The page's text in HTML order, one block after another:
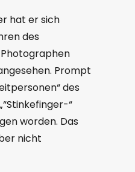
hat er sich
des
Prompt
des
“
worden. Das
nicht